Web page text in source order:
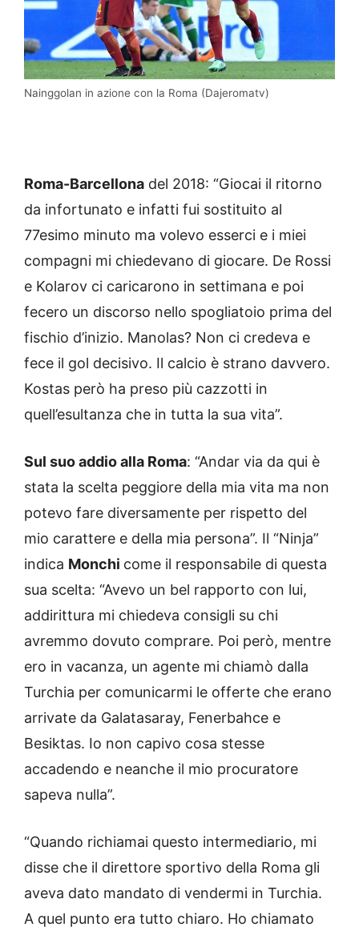
Nainggolan in azione con la Roma (Dajeromatv)
Roma-Barcellona del 2018: “Giocai il ritorno
da infortunato e infatti fui sostituito al
77esimo minuto ma volevo esserci e i miei
compagni mi chiedevano di giocare. De Rossi
e Kolarov ci caricarono in settimana e poi
fecero un discorso nello spogliatoio prima del
fischio d’inizio. Manolas? Non ci credeva e
fece il gol decisivo. Il calcio è strano davvero.
Kostas però ha preso più cazzotti in
quell’esultanza che in tutta la sua vita”.
Sul suo addio alla Roma: “Andar via da qui è
stata la scelta peggiore della mia vita ma non
potevo fare diversamente per rispetto del
mio carattere e della mia persona”. Il “Ninja”
indica Monchi come il responsabile di questa
sua scelta: “Avevo un bel rapporto con lui,
addirittura mi chiedeva consigli su chi
avremmo dovuto comprare. Poi però, mentre
ero in vacanza, un agente mi chiamò dalla
Turchia per comunicarmi le offerte che erano
arrivate da Galatasaray, Fenerbahce e
Besiktas. Io non capivo cosa stesse
accadendo e neanche il mio procuratore
sapeva nulla”.
“Quando richiamai questo intermediario, mi
disse che il direttore sportivo della Roma gli
aveva dato mandato di vendermi in Turchia.
A quel punto era tutto chiaro. Ho chiamato